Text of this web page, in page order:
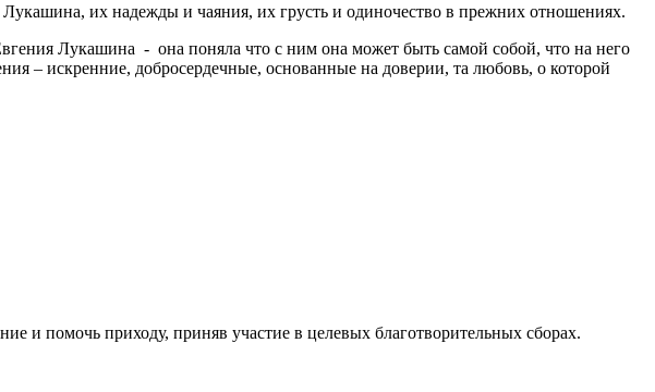
их надежды и чаяния, их грусть и одиночество в прежних отношениях.
Лукашина - она поняла что с ним она может быть самой собой, что на него
– искренние, добросердечные, основанные на доверии, та любовь, о которой
и помочь приходу, приняв участие в целевых благотворительных сборах.